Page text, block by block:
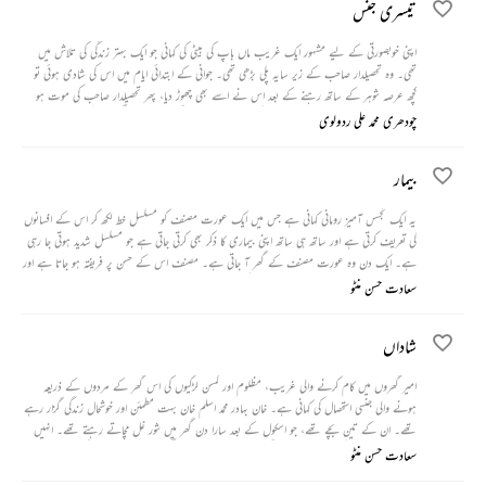
تیسری جنس
اپنی خوبصورتی کے لیے مشہور ایک غریب ماں باپ کی بیٹی کی کہانی جو ایک بہتر زندگی کی تلاش میں
تھی۔ وہ تحصیلدار صاحب کے زیر سایہ پلی بڑھی تھی۔ جوانی کے ابتدائی ایام میں اس کی شادی ہوئی تو
کچھ عرصہ شوہر کے ساتھ رہنے کے بعد اس نے اسے بھی چھوڑ دیا، پھر تحصیلدار صاحب کی موت ہو
گئی۔ بعد میں ایک مردوں جیسی قدوقامت کی عورت اس کے گھر میں رہنے لگی اور لوگوں کے درمیان
چودھری محمد علی ردولوی
بیمار
یہ ایک تجسس آمیز رومانی کہانی ہے جس میں ایک عورت مصنف کو مسلسل خط لکھ کر اس کے افسانوں
کی تعریف کرتی ہے اور ساتھ ہی ساتھ اپنی بیماری کا ذکر بھی کرتی جاتی ہے جو مسلسل شدید ہوتی جا رہی
ہے۔ ایک دن وہ عورت مصنف کے گھر آ جاتی ہے۔ مصنف اس کے حسن پر فریفتہ ہو جاتا ہے اور
تبھی اسے معلوم ہوتا ہے کہ وہ عورت اس کی بیوی ہے جس سے ڈیڑھ برس پہلے اس نے نکاح کیا
سعادت حسن منٹو
شاداں
امیر گھروں میں کام کرنے والی غریب، مظلوم اور کمسن لڑکیوں کی اس گھر کے مردوں کے ذریعہ
ہونے والی جنسی استحصال کی کہانی ہے۔ خان بہادر محمد اسلم خان بہت مطمئن اور خوشحال زندگی گزار رہے
تھے۔ ان کے تین بچے تھے، جو اسکول کے بعد سارا دن گھر میں شور غل مچاتے رہتے تھے۔ انہیں
دنوں ایک عیسائی لڑکی شاداں ان کے گھر میں کام کرنے آنے لگی۔ وہ بھی بچی تھی، لیکن اچانک ہی
سعادت حسن منٹو